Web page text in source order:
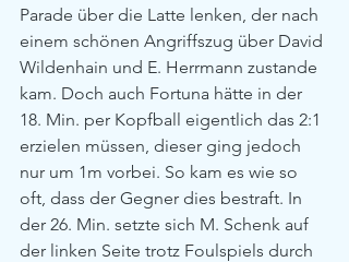
Parade über die Latte lenken, der nach
einem schönen Angriffszug über David
Wildenhain und E. Herrmann zustande
kam. Doch auch Fortuna hätte in der
18. Min. per Kopfball eigentlich das 2:1
erzielen müssen, dieser ging jedoch
nur um 1m vorbei. So kam es wie so
oft, dass der Gegner dies bestraft. In
der 26. Min. setzte sich M. Schenk auf
der linken Seite trotz Foulspiels durch